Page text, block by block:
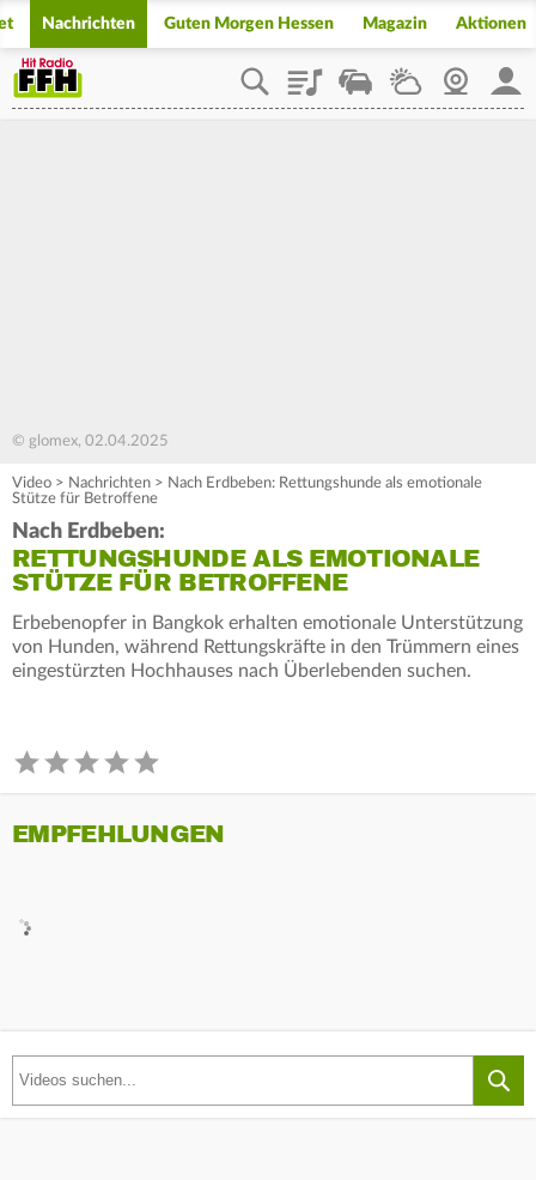
Nachrichten Guten Morgen Hessen Magazin Aktionen
PlaylistStaupilotWetterWebcam
© glomex, 02.04.2025
Video > Nachrichten > Nach Erdbeben: Rettungshunde als emotionale
Stütze für Betroffene
Nach Erdbeben:
RETTUNGSHUNDE ALS EMOTIONALE
STÜTZE FÜR BETROFFENE
Erbebenopfer in Bangkok erhalten emotionale Unterstützung
von Hunden, während Rettungskräfte in den Trümmern eines
eingestürzten Hochhauses nach Überlebenden suchen.
EMPFEHLUNGEN